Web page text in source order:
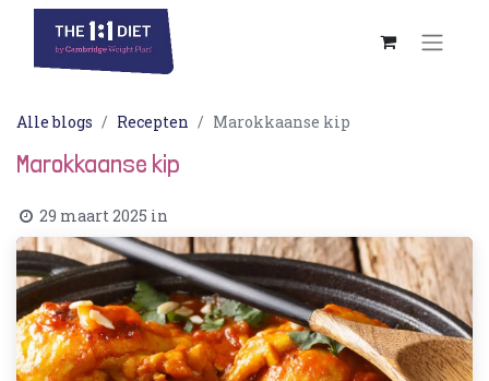
Alle blogs Recepten Marokkaanse kip
Marokkaanse kip
29 maart 2025 in